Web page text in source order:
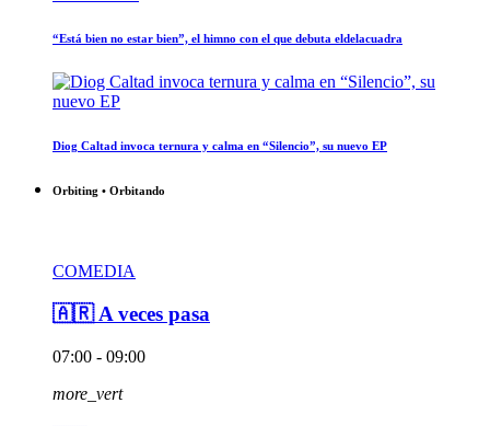
“Está bien no estar bien”, el himno con el que debuta eldelacuadra
Diog Caltad invoca ternura y calma en “Silencio”, su nuevo EP
Orbiting • Orbitando
COMEDIA
🇦🇷 A veces pasa
07:00 - 09:00
more_vert